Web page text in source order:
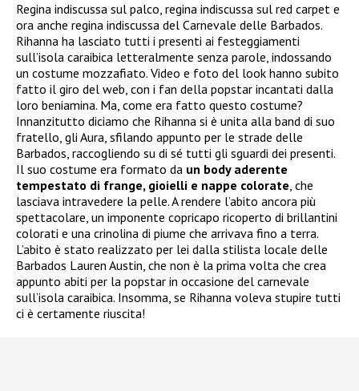
Regina indiscussa sul palco, regina indiscussa sul red carpet e
ora anche regina indiscussa del Carnevale delle Barbados.
Rihanna ha lasciato tutti i presenti ai festeggiamenti
sull’isola caraibica letteralmente senza parole, indossando
un costume mozzafiato. Video e foto del look hanno subito
fatto il giro del web, con i fan della popstar incantati dalla
loro beniamina. Ma, come era fatto questo costume?
Innanzitutto diciamo che Rihanna si è unita alla band di suo
fratello, gli Aura, sfilando appunto per le strade delle
Barbados, raccogliendo su di sé tutti gli sguardi dei presenti.
Il suo costume era formato da un body aderente
tempestato di frange, gioielli e nappe colorate, che
lasciava intravedere la pelle. A rendere l’abito ancora più
spettacolare, un imponente copricapo ricoperto di brillantini
colorati e una crinolina di piume che arrivava fino a terra.
L’abito è stato realizzato per lei dalla stilista locale delle
Barbados Lauren Austin, che non è la prima volta che crea
appunto abiti per la popstar in occasione del carnevale
sull’isola caraibica. Insomma, se Rihanna voleva stupire tutti
ci è certamente riuscita!